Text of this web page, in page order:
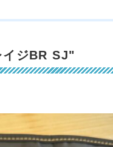
ジBR SJ"